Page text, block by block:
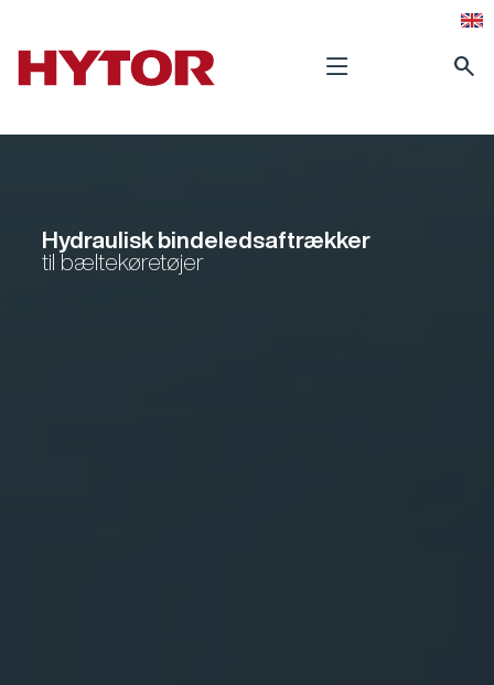
search
Hydraulisk bindeledsaftrækker
til bæltekøretøjer